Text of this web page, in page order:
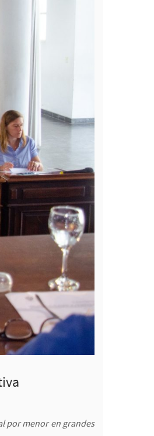
por menor en grandes